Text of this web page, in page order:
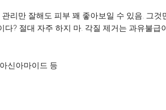
리만 잘해도 피부 꽤 좋아보일 수 있음. 그
? 절대 자주 하지 마. 각질 제거는 과유불
신아마이드 등